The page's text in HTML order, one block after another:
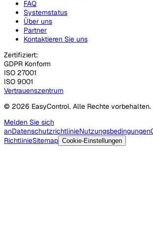
FAQ
Systemstatus
Über uns
Partner
Kontaktieren Sie uns
Zertifiziert:
GDPR Konform
ISO 27001
ISO 9001
Vertrauenszentrum
© 2026 EasyControl. Alle Rechte vorbehalten.
Melden Sie sich
anDatenschutzrichtlinieNutzungsbedingungen
RichtlinieSitemap Cookie-Einstellungen